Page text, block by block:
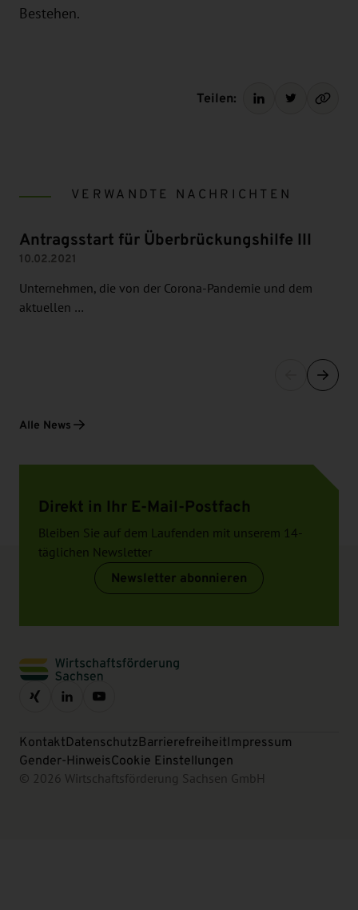
Bestehen.
Teilen:
VERWANDTE NACHRICHTEN
Antragsstart für Überbrückungshilfe III
10.02.2021
Unternehmen, die von der Corona-Pandemie und dem
aktuellen …
Alle News
Direkt in Ihr E-Mail-Postfach
Bleiben Sie auf dem Laufenden mit unserem 14-
täglichen Newsletter
Newsletter abonnieren
KontaktDatenschutzBarrierefreiheitImpressum
Gender-HinweisCookie Einstellungen
© 2026 Wirtschaftsförderung Sachsen GmbH